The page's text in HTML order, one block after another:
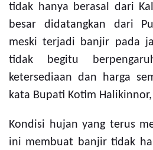
tidak hanya berasal dari
besar didatangkan dari
meski terjadi banjir pada
tidak begitu
ketersediaan dan harga
kata Bupati Kotim
Kondisi hujan yang terus
ini membuat banjir tidak